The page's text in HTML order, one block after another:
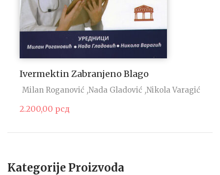
Kategorije Proizvoda
Ivermektin Zabranjeno Blago
Milan Roganović Nada Gladović Nikola Varagić
2.200,00 рсд